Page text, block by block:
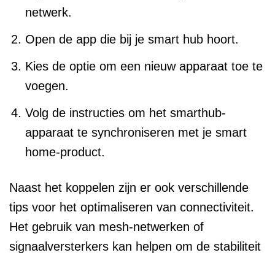
netwerk.
Open de app die bij je smart hub hoort.
Kies de optie om een nieuw apparaat toe te
voegen.
Volg de instructies om het smarthub-
apparaat te synchroniseren met je smart
home-product.
Naast het koppelen zijn er ook verschillende
tips voor het optimaliseren van connectiviteit.
Het gebruik van mesh-netwerken of
signaalversterkers kan helpen om de stabiliteit